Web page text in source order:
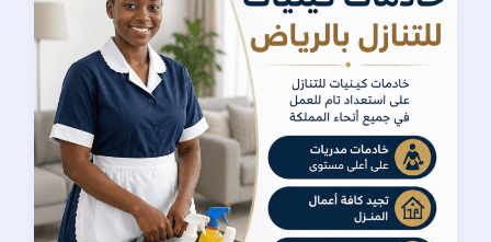
للتنازل
بالرياض
دليل
شامل
لاختيار
العاملة